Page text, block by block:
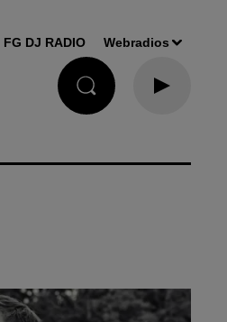
FG DJ RADIO Webradios